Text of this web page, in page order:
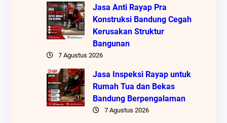
Jasa Anti Rayap Pra
Konstruksi Bandung Cegah
Kerusakan Struktur
Bangunan
7 Agustus 2026
Jasa Inspeksi Rayap untuk
Rumah Tua dan Bekas
Bandung Berpengalaman
7 Agustus 2026